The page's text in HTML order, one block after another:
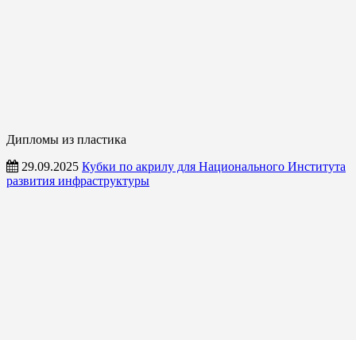
Дипломы из пластика
29.09.2025 Кубки по акрилу для Национального Института
развития инфраструктуры